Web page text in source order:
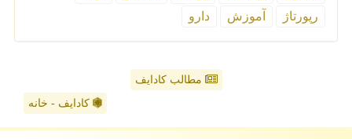
رپورتاژ
آموزش دارو
مطالب کادایف
کادایف - خانه